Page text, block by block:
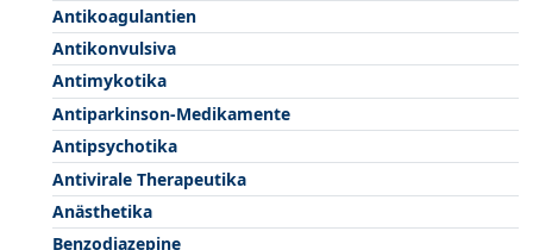
Antikoagulantien
Antikonvulsiva
Antimykotika
Antiparkinson-Medikamente
Antipsychotika
Antivirale Therapeutika
Anästhetika
Benzodiazepine